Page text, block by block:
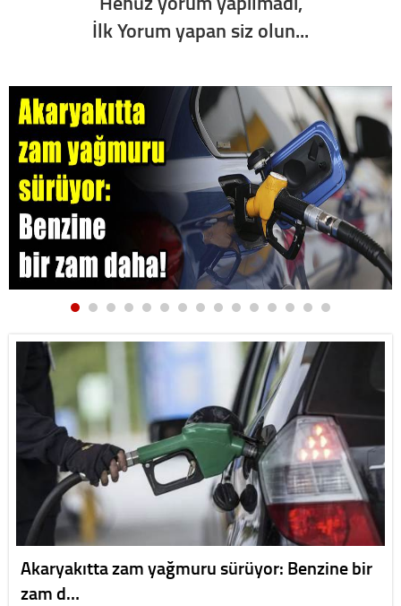
İlk Yorum yapan siz olun...
Akaryakıtta zam yağmuru sürüyor: Benzine bir
zam d…